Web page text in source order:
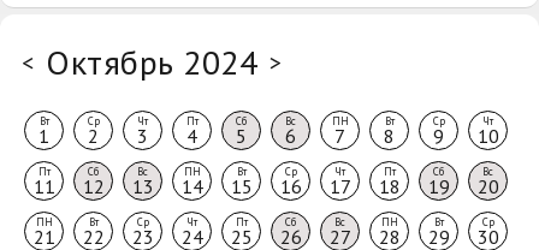
< Октябрь 2024 >
Вт
1
Ср
2
Чт
3
Пт
4
Сб
5
Вс
6
ПН
7
Вт
8
Ср
9
Чт
10
Пт
11
Сб
12
Вс
13
ПН
14
Вт
15
Ср
16
Чт
17
Пт
18
Сб
19
Вс
20
ПН
21
Вт
22
Ср
23
Чт
24
Пт
25
Сб
26
Вс
27
ПН
28
Вт
29
Ср
30